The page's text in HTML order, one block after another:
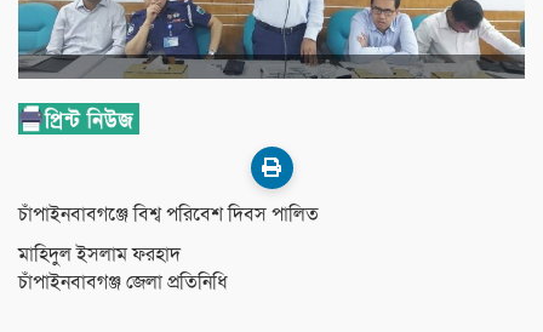
চাঁপাইনবাবগঞ্জে বিশ্ব পরিবেশ দিবস পালিত
মাহিদুল ইসলাম ফরহাদ
চাঁপাইনবাবগঞ্জ জেলা প্রতিনিধি